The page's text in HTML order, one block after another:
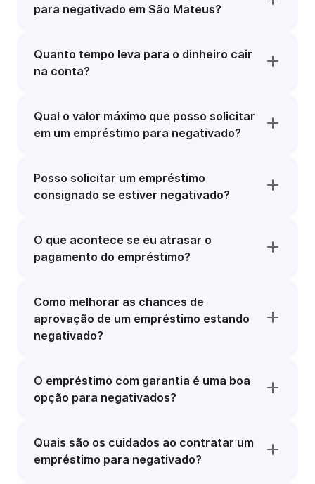
para negativado em São Mateus?
Quanto tempo leva para o dinheiro cair
na conta?
Qual o valor máximo que posso solicitar
em um empréstimo para negativado?
Posso solicitar um empréstimo
consignado se estiver negativado?
O que acontece se eu atrasar o
pagamento do empréstimo?
Como melhorar as chances de
aprovação de um empréstimo estando
negativado?
O empréstimo com garantia é uma boa
opção para negativados?
Quais são os cuidados ao contratar um
empréstimo para negativado?